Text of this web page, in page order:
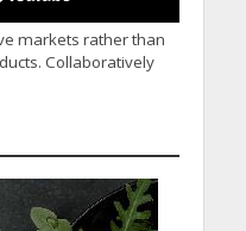
markets rather than
Collaboratively